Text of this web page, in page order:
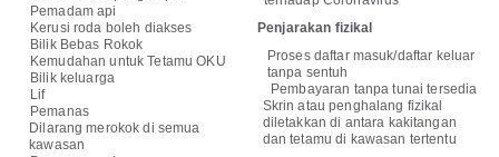
Pemadam api
Kerusi roda boleh diakses
Bilik Bebas Rokok
Kemudahan untuk Tetamu OKU
Bilik keluarga
Lif
Pemanas
Dilarang merokok di semua
kawasan
Penjarakan fizikal
Proses daftar masuk/daftar keluar
tanpa sentuh
Pembayaran tanpa tunai tersedia
Skrin atau penghalang fizikal
diletakkan di antara kakitangan
dan tetamu di kawasan tertentu